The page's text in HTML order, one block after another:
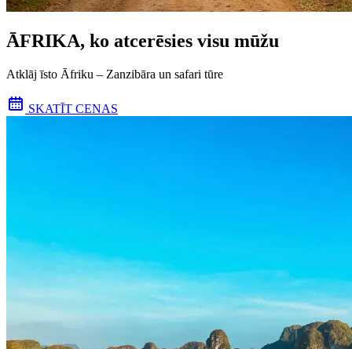
ĀFRIKA, ko atcerēsies visu mūžu
Atklāj īsto Āfriku – Zanzibāra un safari tūre
SKATĪT CENAS